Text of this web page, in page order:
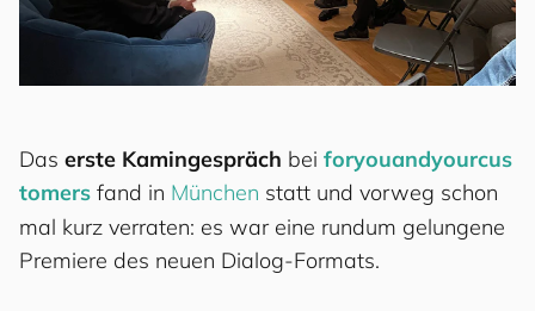
Das erste Kamingespräch bei foryouandyourcus
tomers fand in München statt und vorweg schon
mal kurz verraten: es war eine rundum gelungene
Premiere des neuen Dialog-Formats.